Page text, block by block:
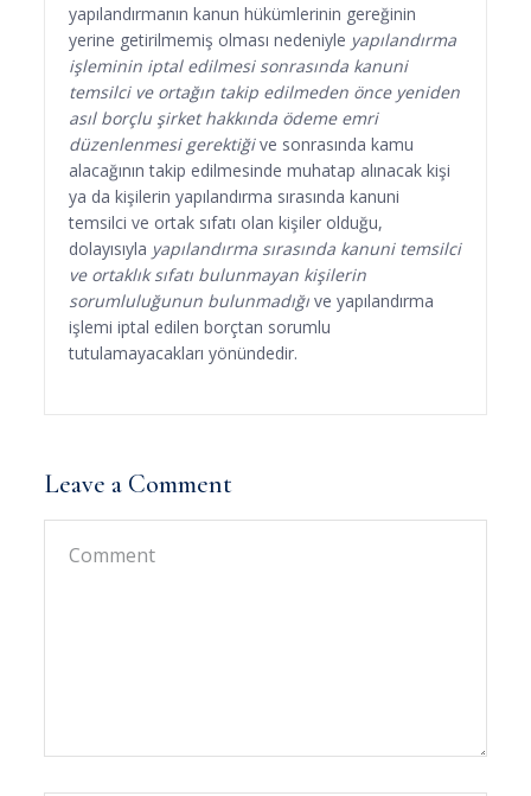
yapılandırmanın kanun hükümlerinin gereğinin
yerine getirilmemiş olması nedeniyle yapılandırma
işleminin iptal edilmesi sonrasında kanuni
temsilci ve ortağın takip edilmeden önce yeniden
asıl borçlu şirket hakkında ödeme emri
düzenlenmesi gerektiğive sonrasında kamu
alacağının takip edilmesinde muhatap alınacak kişi
ya da kişilerin yapılandırma sırasında kanuni
temsilci ve ortak sıfatı olan kişiler olduğu,
dolayısıyla yapılandırma sırasında kanuni temsilci
ve ortaklık sıfatı bulunmayan kişilerin
sorumluluğunun bulunmadığı ve yapılandırma
işlemi iptal edilen borçtan sorumlu
tutulamayacakları yönündedir.
Leave a Comment